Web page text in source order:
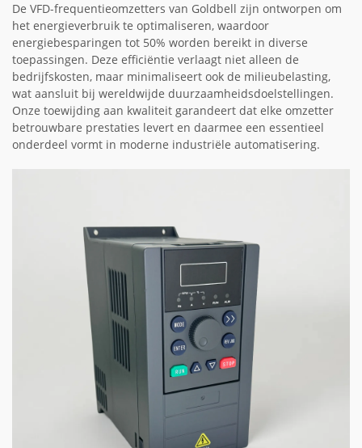
De VFD-frequentieomzetters van Goldbell zijn ontworpen om
het energieverbruik te optimaliseren, waardoor
energiebesparingen tot 50% worden bereikt in diverse
toepassingen. Deze efficiëntie verlaagt niet alleen de
bedrijfskosten, maar minimaliseert ook de milieubelasting,
wat aansluit bij wereldwijde duurzaamheidsdoelstellingen.
Onze toewijding aan kwaliteit garandeert dat elke omzetter
betrouwbare prestaties levert en daarmee een essentieel
onderdeel vormt in moderne industriële automatisering.